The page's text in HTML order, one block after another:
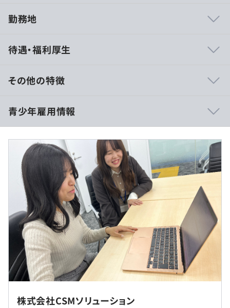
動車、防衛などなど
作れる総合力とその経験値を活かした応用力、フットワー
クの軽さがあります！
相談のうえ、ご希望のマシンを支給します
プロジェクトごとに選択
◆ハイパフォーマンスカルチャー（実力主義の評価制度）
を推奨。
年次や年齢、役職などに関係なく「どれだけ頑張ってい
るか」「どれだけ成果に寄与できているか」をダイレクト
勤務地
★東京本社勤務
★リモート勤務可
★ご希望がない限り将来的にも転居を伴う異動はありませ
待遇・福利厚生
月給：235,000円
※基本給：235,000円
※2026年4月より初任給をベースアップいたします
（2025年4月支給実績 221,600円）
・大学 卒業見込みの方
月給：250,000円
※基本給：250,000円
※2026年4月より初任給をベースアップいたします
（2025年4月支給実績 235,000円）
・大学院 卒業見込みの方
月給：264,000円
※基本給：264,000円
※2026年4月より初任給をベースアップいたします
（2025年4月支給実績 250,000円）
その他の特徴
青少年雇用情報
過去３年間の新卒採用者数・離職者数
前年度 採用者数14人 離職者数0人
2年度前 採用者数11人 離職者数0人
3年度前 採用者数11人 離職者数1人
過去３年間の新卒採用者数の男女別人数
前年度 男性11人 女性3人
2年度前 男性7人 女性4人
3年度前 男性7人 女性4人
平均勤続年数
12.0年
株式会社CSMソリューション